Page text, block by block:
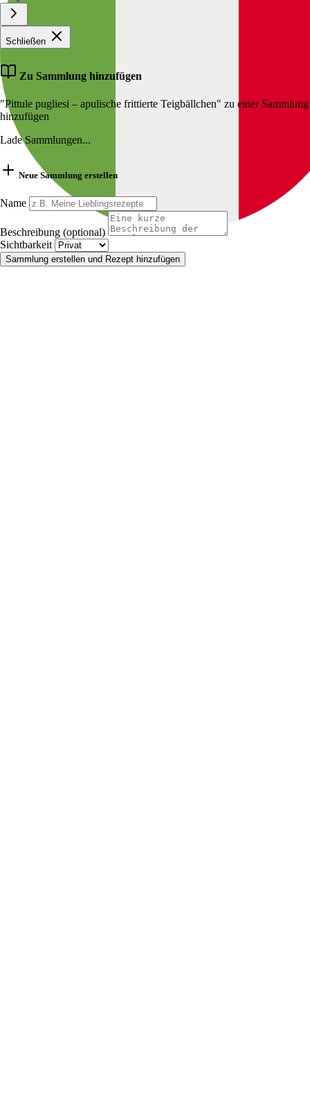
Schließen
Zu Sammlung hinzufügen
"Pittule pugliesi – apulische frittierte Teigbällchen" zu einer Sammlung
hinzufügen
Lade Sammlungen...
Neue Sammlung erstellen
Name
Beschreibung (optional)
Sichtbarkeit
Sammlung erstellen und Rezept hinzufügen